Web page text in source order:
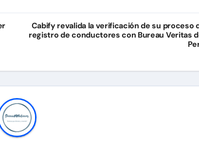
Cabify revalida la verificación de su proceso
registro de conductores con Bureau Veritas